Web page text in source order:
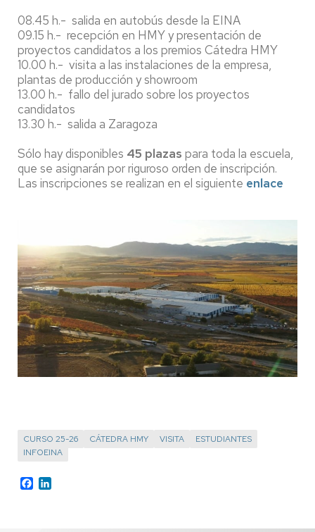
08.45 h.- salida en autobús desde la EINA
09.15 h.- recepción en HMY y presentación de
proyectos candidatos a los premios Cátedra HMY
10.00 h.- visita a las instalaciones de la empresa,
plantas de producción y showroom
13.00 h.- fallo del jurado sobre los proyectos
candidatos
13.30 h.- salida a Zaragoza
Sólo hay disponibles 45 plazas para toda la escuela,
que se asignarán por riguroso orden de inscripción.
Las inscripciones se realizan en el siguiente enlace
CURSO 25-26 CÁTEDRA HMY VISITA
ESTUDIANTES
INFOEINA
Facebook